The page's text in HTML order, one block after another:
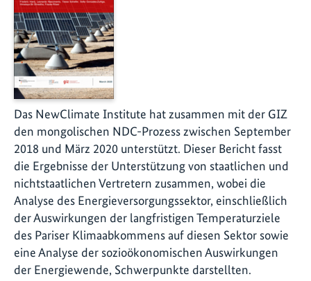
Das NewClimate Institute hat zusammen mit der GIZ
den mongolischen NDC-Prozess zwischen September
2018 und März 2020 unterstützt. Dieser Bericht fasst
die Ergebnisse der Unterstützung von staatlichen und
nichtstaatlichen Vertretern zusammen, wobei die
Analyse des Energieversorgungssektor, einschließlich
der Auswirkungen der langfristigen Temperaturziele
des Pariser Klimaabkommens auf diesen Sektor sowie
eine Analyse der sozioökonomischen Auswirkungen
der Energiewende, Schwerpunkte darstellten.